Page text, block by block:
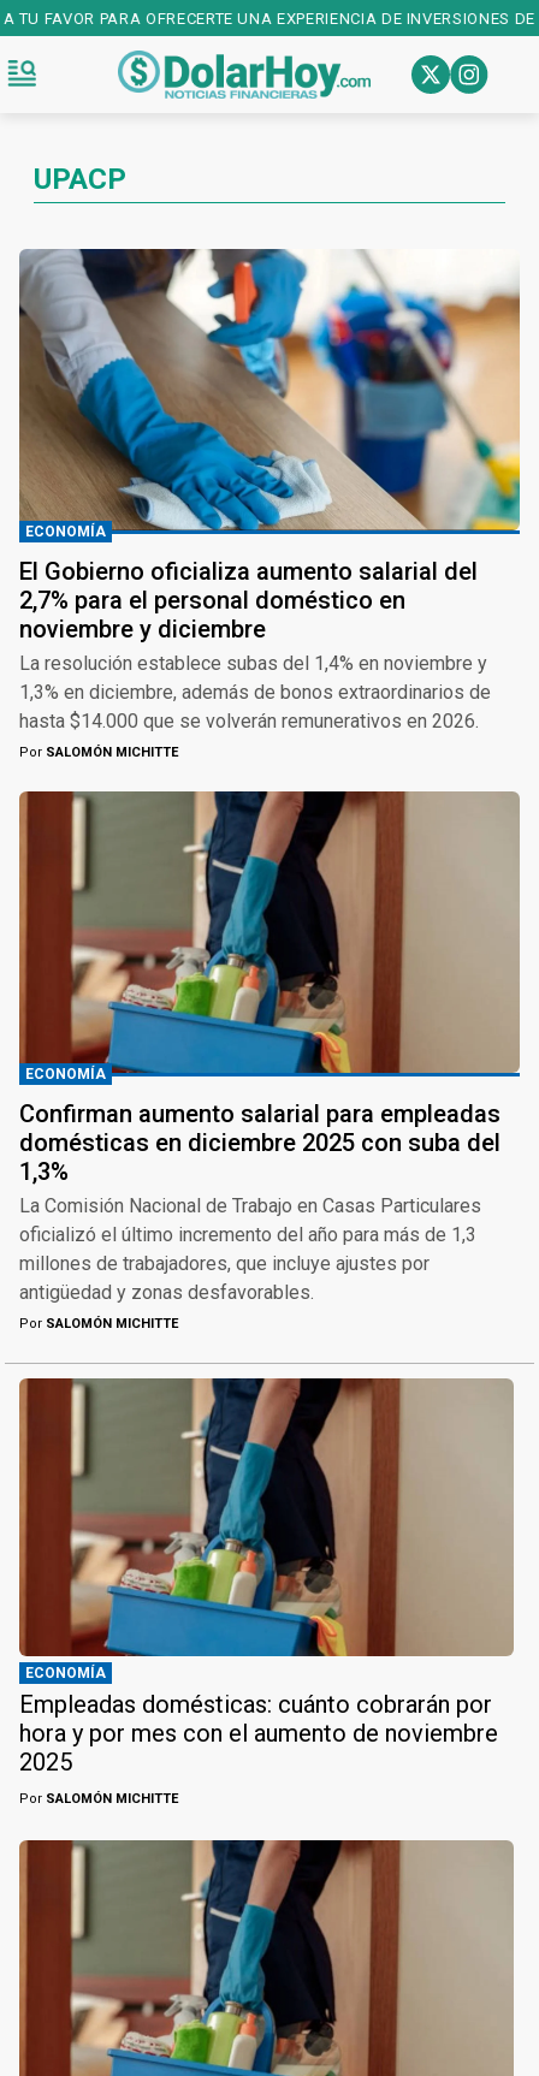
PARA OFRECERTE UNA EXPERIENCIA DE INVERSIONES DE
UPACP
ECONOMÍA
El Gobierno oficializa aumento salarial del
2,7% para el personal doméstico en
noviembre y diciembre
La resolución establece subas del 1,4% en noviembre y
1,3% en diciembre, además de bonos extraordinarios de
hasta $14.000 que se volverán remunerativos en 2026.
Por SALOMÓN MICHITTE
ECONOMÍA
Confirman aumento salarial para empleadas
domésticas en diciembre 2025 con suba del
1,3%
La Comisión Nacional de Trabajo en Casas Particulares
oficializó el último incremento del año para más de 1,3
millones de trabajadores, que incluye ajustes por
antigüedad y zonas desfavorables.
Por SALOMÓN MICHITTE
ECONOMÍA
Empleadas domésticas: cuánto cobrarán por
hora y por mes con el aumento de noviembre
2025
Por SALOMÓN MICHITTE